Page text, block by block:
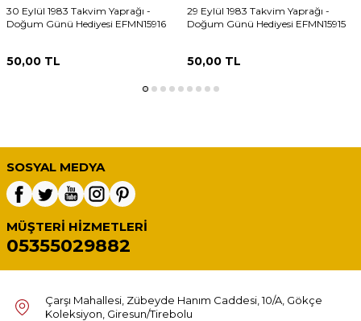
30 Eylül 1983 Takvim Yaprağı -
Doğum Günü Hediyesi EFMN15916
50,00 TL
29 Eylül 1983 Takvim Yaprağı -
Doğum Günü Hediyesi EFMN15915
50,00TL
SOSYAL MEDYA
MÜŞTERI HIZMETLERI
05355029882
Çarşı Mahallesi, Zübeyde Hanım Caddesi, 10/A, Gökçe
Koleksiyon, Giresun/Tirebolu